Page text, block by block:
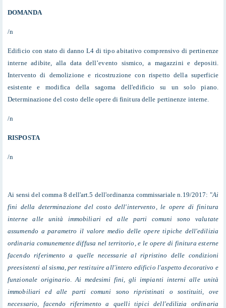
DOMANDA
/n
Edificio con stato di danno L4 di tipo abitativo comprensivo di pertinenze
interne adibite, alla data dell’evento sismico, a magazzini e depositi.
Intervento di demolizione e ricostruzione con rispetto della superficie
esistente e modifica della sagoma dell'edificio su un solo piano.
Determinazione del costo delle opere di finitura delle pertinenze interne.
/n
RISPOSTA
/n
Ai sensi del comma 8 dell'art.5 dell'ordinanza commissariale n.19/2017: "Ai
fini della determinazione del costo dell'intervento, le opere di finitura
interne alle unità immobiliari ed alle parti comuni sono valutate
assumendo a parametro il valore medio delle opere tipiche dell'edilizia
ordinaria comunemente diffusa nel territorio, e le opere di finitura esterne
facendo riferimento a quelle necessarie al ripristino delle condizioni
preesistenti al sisma, per restituire all'intero edificio l'aspetto decorativo e
funzionale originario.Ai medesimi fini, gli impianti interni alle unità
immobiliari ed alle parti comuni sono ripristinati o sostituiti, ove
necessario, facendo riferimento a quelli tipici dell'edilizia ordinaria